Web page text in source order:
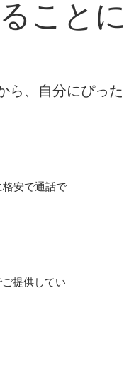
ことに
ら、自分にぴった
安で通話で
提供してい